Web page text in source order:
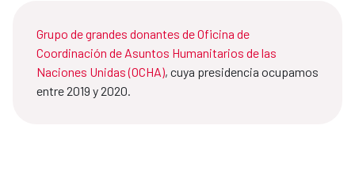
Grupo de grandes donantes de Oficina de
Coordinación de Asuntos Humanitarios de las
Naciones Unidas (OCHA), cuya presidencia ocupamos
entre 2019 y 2020.